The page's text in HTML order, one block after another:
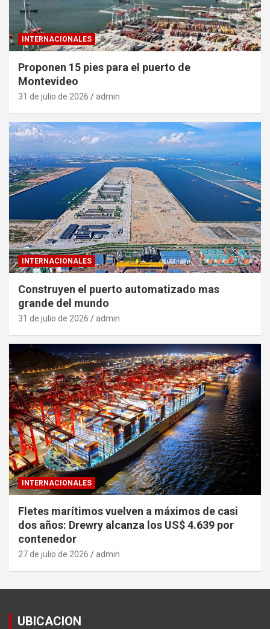
INTERNACIONALES
Proponen 15 pies para el puerto de
Montevideo
31 de julio de 2026 admin
INTERNACIONALES
Construyen el puerto automatizado mas
grande del mundo
31 de julio de 2026 admin
INTERNACIONALES
Fletes marítimos vuelven a máximos de casi
dos años: Drewry alcanza los US$ 4.639 por
contenedor
27 de julio de 2026 admin
UBICACION